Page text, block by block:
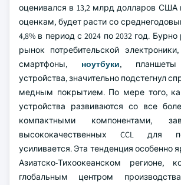
оценивался в 13,2 млрд долларов США
оценкам, будет расти со
4,8% в период с 2024 по 2032 год.
рынок потребительской
смартфоны, ноутбуки,
устройства, значительно подстегнул
медным покрытием. По мере того,
устройства развиваются со все
компактными компонентами,
высококачественных CCL для
усиливается. Эта тенденция особенно
Азиатско-Тихоокеанском регионе,
глобальным центром